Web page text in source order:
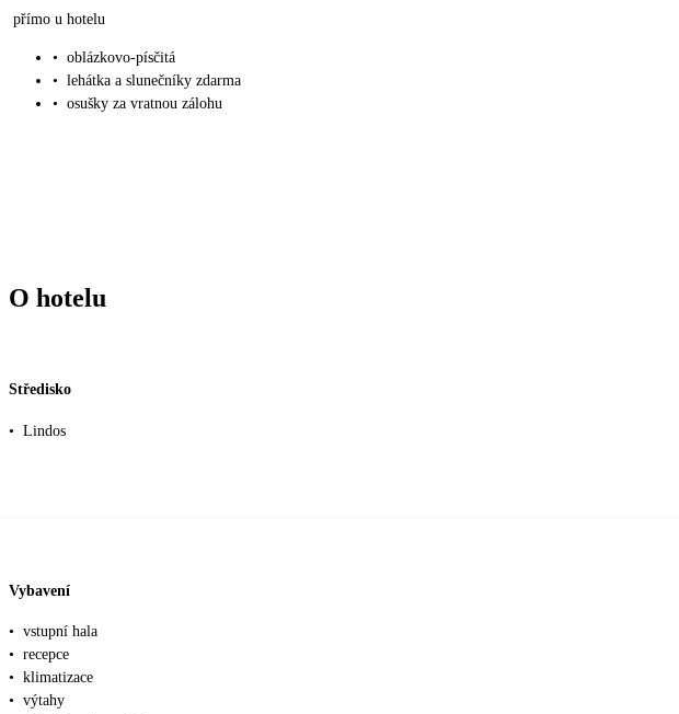
přímo u hotelu
• oblázkovo-písčitá
• lehátka a slunečníky zdarma
• osušky za vratnou zálohu
O hotelu
Středisko
• Lindos
Vybavení
• vstupní hala
• recepce
• klimatizace
• výtahy